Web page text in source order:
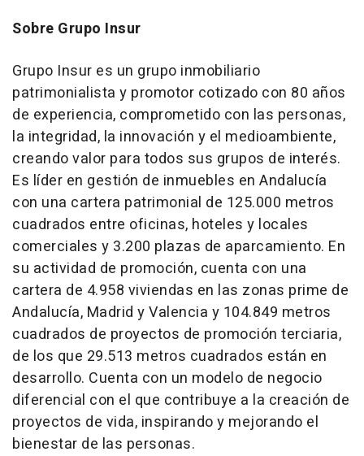
Sobre Grupo Insur
Grupo Insur es un grupo inmobiliario
patrimonialista y promotor cotizado con 80 años
de experiencia, comprometido con las personas,
la integridad, la innovación y el medioambiente,
creando valor para todos sus grupos de interés.
Es líder en gestión de inmuebles en Andalucía
con una cartera patrimonial de 125.000 metros
cuadrados entre oficinas, hoteles y locales
comerciales y 3.200 plazas de aparcamiento. En
su actividad de promoción, cuenta con una
cartera de 4.958 viviendas en las zonas prime de
Andalucía, Madrid y Valencia y 104.849 metros
cuadrados de proyectos de promoción terciaria,
de los que 29.513 metros cuadrados están en
desarrollo. Cuenta con un modelo de negocio
diferencial con el que contribuye a la creación de
proyectos de vida, inspirando y mejorando el
bienestar de las personas.